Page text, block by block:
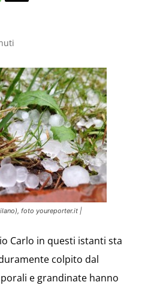
foto youreporter.it |
Carlo in questi istanti sta
colpito dal
e grandinate hanno